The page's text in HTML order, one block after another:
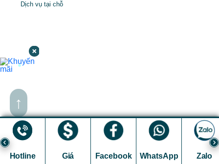
Hotline Giá Facebook WhatsApp Zalo
↑
Dịch vụ tại chỗ